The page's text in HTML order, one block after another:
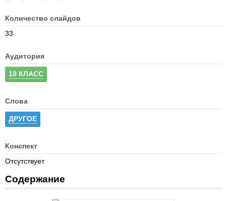
Количество слайдов
33
Аудитория
10 КЛАСС
Слова
ДРУГОЕ
Конспект
Отсутствует
Содержание